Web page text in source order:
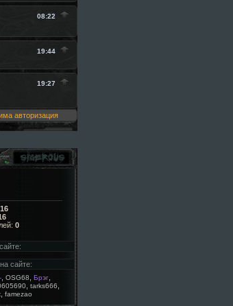
авторизация
16
0
сайте:
, OSG68 Брэг,
, tarks666
famezao